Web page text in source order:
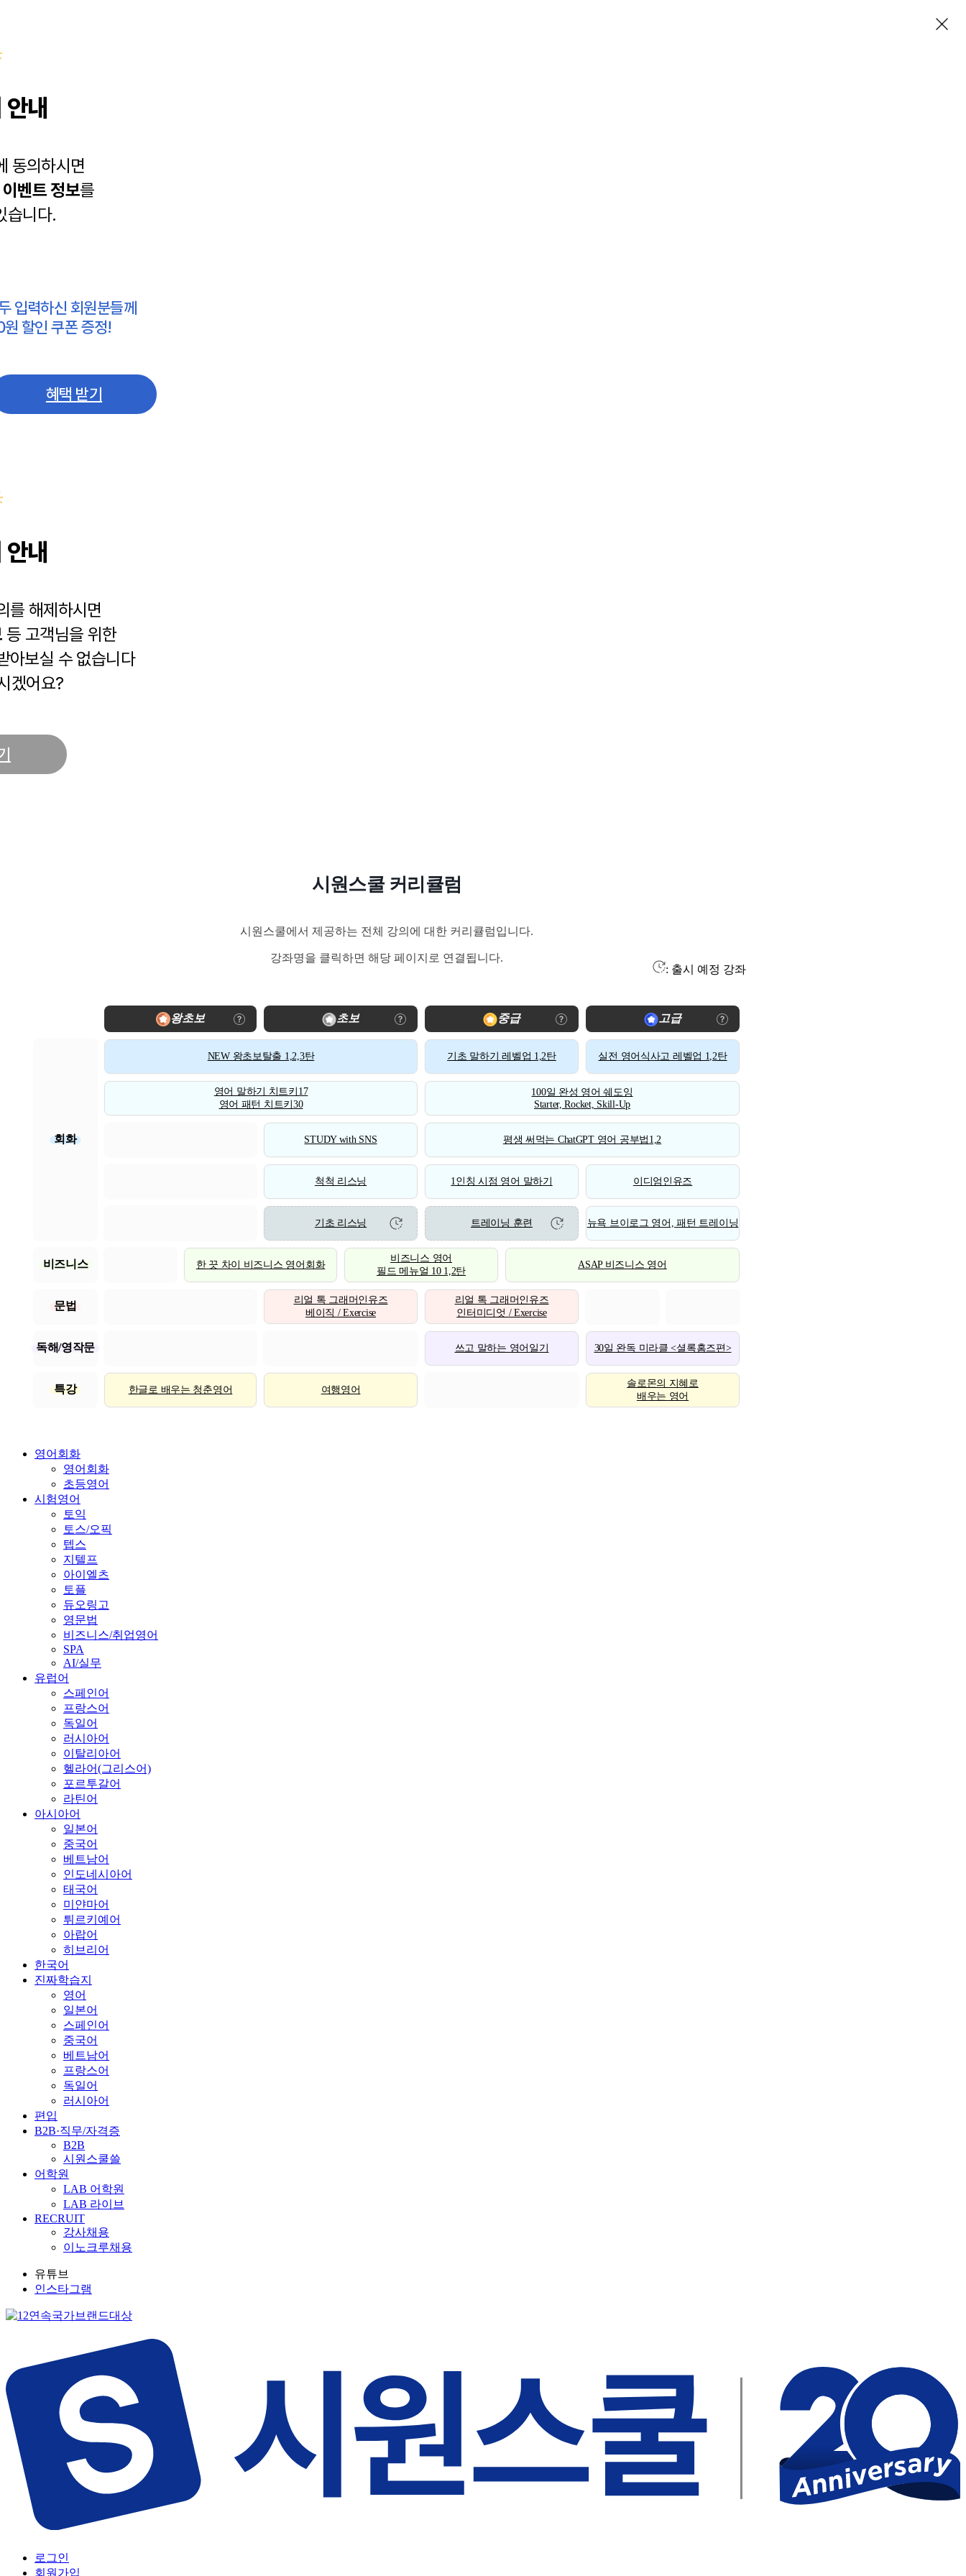
내
동의하시면
이벤트 정보를
습니다.
입력하신 회원분들께
할인 쿠폰 증정!
혜택 받기
내
를 해제하시면
등 고객님을 위한
아보실 수 없습니다
겠어요?
시원스쿨 커리큘럼
시원스쿨에서 제공하는 전체 강의에 대한 커리큘럼입니다.
강좌명을 클릭하면 해당 페이지로 연결됩니다.
: 출시 예정 강좌
왕초보 초보 중급 고급
회화
NEW 왕초보탈출 1,2,3탄 기초 말하기 레벨업 1,2탄 실전 영어식사고 레벨업 1,2탄
영어 말하기 치트키17
영어 패턴 치트키30
100일 완성 영어 쉐도잉
Starter, Rocket, Skill-Up
STUDY with SNS 평생 써먹는 ChatGPT 영어 공부법1,2
척척 리스닝 1인칭 시점 영어 말하기 이디엄인유즈
기초 리스닝 트레이닝 훈련 뉴욕 브이로그 영어, 패턴 트레이닝
비즈니스 한 끗 차이 비즈니스 영어회화
비즈니스 영어
필드 메뉴얼 10 1,2탄
ASAP 비즈니스 영어
문법
리얼 톡 그래머인유즈
베이직 / Exercise
리얼 톡 그래머인유즈
인터미디엇 / Exercise
독해/영작문 쓰고 말하는 영어일기 30일 완독 미라클 <셜록홈즈편>
특강 한글로 배우는 청춘영어 여행영어
솔로몬의 지혜로
배우는 영어
영어회화
영어회화
초등영어
시험영어
토익
토스/오픽
텝스
지텔프
아이엘츠
토플
듀오링고
영문법
비즈니스/취업영어
SPA
AI/실무
유럽어
스페인어
프랑스어
독일어
러시아어
이탈리아어
헬라어(그리스어)
포르투갈어
라틴어
아시아어
일본어
중국어
베트남어
인도네시아어
태국어
미얀마어
튀르키예어
아랍어
히브리어
한국어
진짜학습지
영어
일본어
스페인어
중국어
베트남어
프랑스어
독일어
러시아어
편입
B2B·직무/자격증
B2B
시원스쿨쓸
어학원
LAB 어학원
LAB 라이브
RECRUIT
강사채용
이노크루채용
유튜브
인스타그램
로그인
회원가입